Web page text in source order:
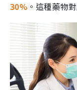
30% 。這種藥物